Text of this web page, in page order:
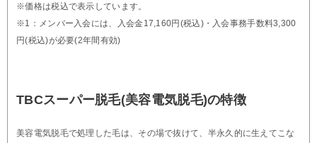
※価格は税込で表示しています。
※1：メンバー入会には、入会金17,160円(税込)・入会事務手数料3,300
円(税込)が必要(2年間有効)
TBCスーパー脱毛(美容電気脱毛)の特徴
美容電気脱毛で処理した毛は、その場で抜けて、半永久的に生えてこな